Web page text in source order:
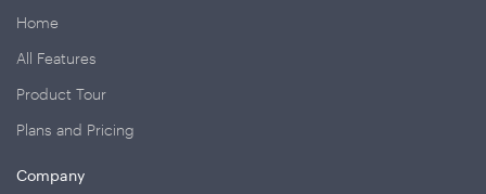
Home
All Features
Product Tour
Plans and Pricing
Company